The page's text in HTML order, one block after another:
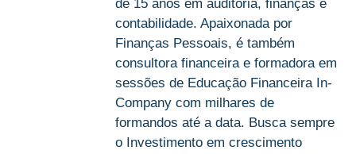
de 15 anos em auditoria, finanças e
contabilidade. Apaixonada por
Finanças Pessoais, é também
consultora financeira e formadora em
sessões de Educação Financeira In-
Company com milhares de
formandos até a data. Busca sempre
o Investimento em crescimento